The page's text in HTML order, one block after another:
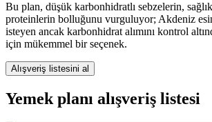
Bu plan, düşük karbonhidratlı sebzelerin,
proteinlerin bolluğunu vurguluyor; Akdeniz
isteyen ancak karbonhidrat alımını kontrol
için mükemmel bir seçenek.
Alışveriş listesini al
Yemek planı alışveriş listesi